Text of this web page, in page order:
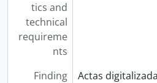
tics and
technical
requireme
nts
Finding
Actas